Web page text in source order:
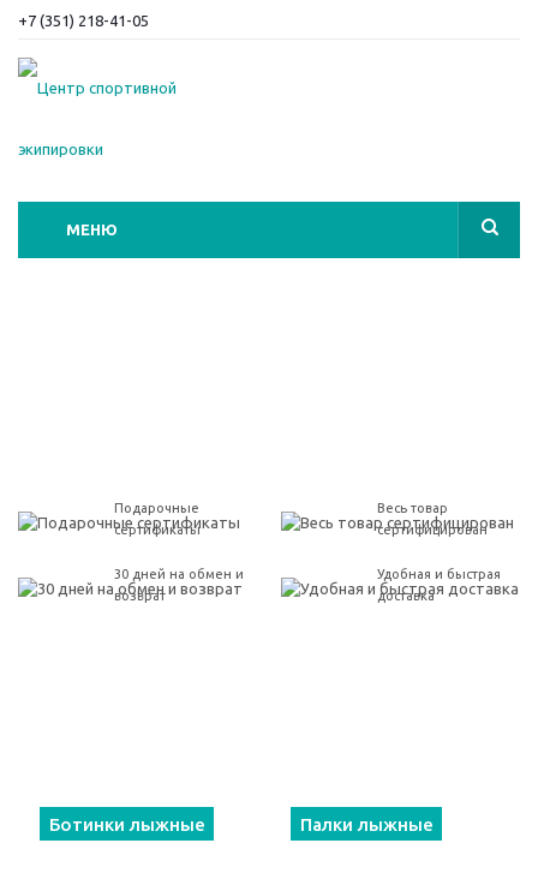
+7 (351) 218-41-05
МЕНЮ
Подарочные
сертификаты
Весь товар
сертифицирован
30 дней на обмен и
возврат
Удобная и быстрая
доставка
Ботинки лыжные Палки лыжные